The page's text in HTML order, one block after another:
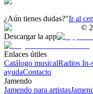
¿Aún tienes dudas?"Ir al
©
Descargar la app
Enlaces útiles
Catálogo musicalRadios In-
ayudaContacto
Jamendo
Jamendo para artistas